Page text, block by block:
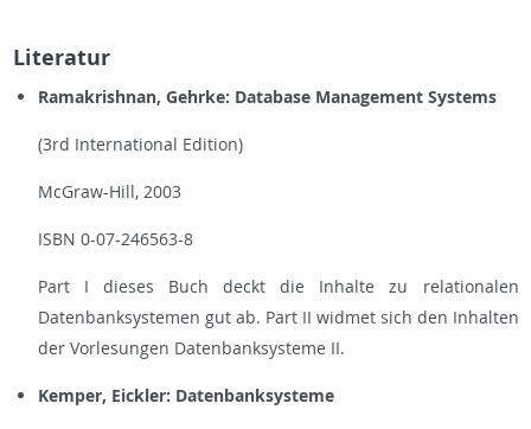
Literatur
Ramakrishnan, Gehrke: Database Management Systems
(3rd International Edition)
McGraw-Hill, 2003
ISBN 0-07-246563-8
Part I dieses Buch deckt die Inhalte zu relationalen
Datenbanksystemen gut ab. Part II widmet sich den Inhalten
der Vorlesungen Datenbanksysteme II.
Kemper, Eickler: Datenbanksysteme